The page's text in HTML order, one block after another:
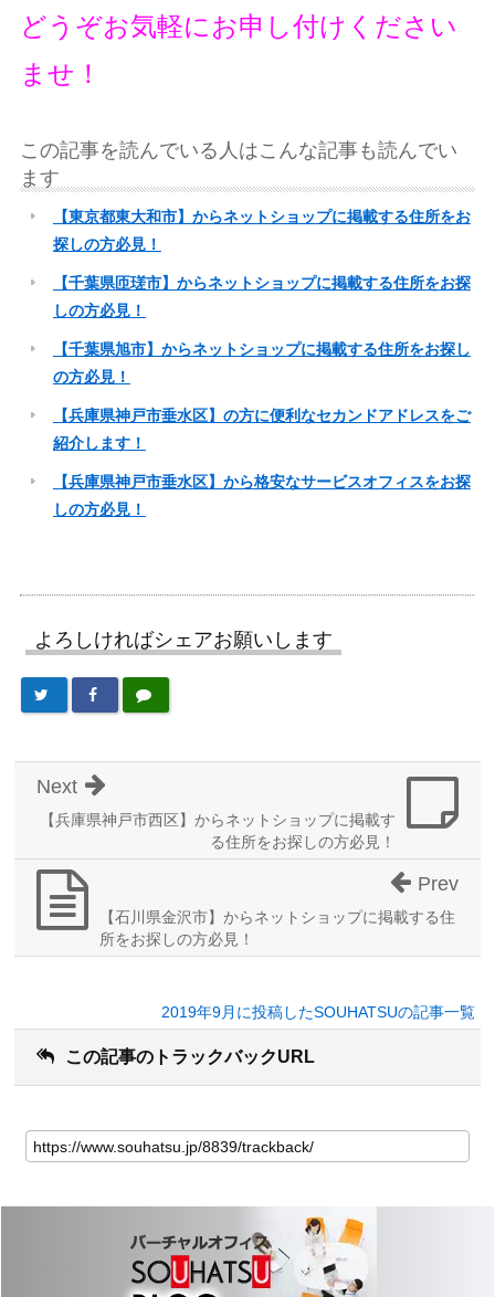
どうぞお気軽にお申し付けください
ませ！
この記事を読んでいる人はこんな記事も読んでい
ます
【東京都東大和市】からネットショップに掲載する住所をお
探しの方必見！
【千葉県匝瑳市】からネットショップに掲載する住所をお探
しの方必見！
【千葉県旭市】からネットショップに掲載する住所をお探し
の方必見！
【兵庫県神戸市垂水区】の方に便利なセカンドアドレスをご
紹介します！
【兵庫県神戸市垂水区】から格安なサービスオフィスをお探
しの方必見！
よろしければシェアお願いします
【兵庫県神戸市西区】からネットショップに掲載す
る住所をお探しの方必見！
Next
【石川県金沢市】からネットショップに掲載する住
所をお探しの方必見！
Prev
2019年9月に投稿したSOUHATSUの記事一覧
この記事のトラックバックURL